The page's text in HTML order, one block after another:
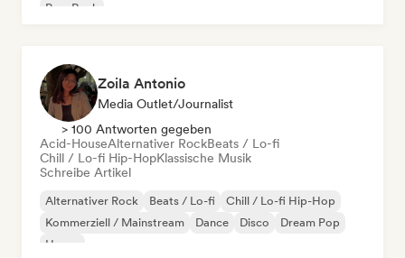
Pop-Rock
Zoila Antonio
Media Outlet/Journalist
> 100 Antworten gegeben
Acid-HouseAlternativer RockBeats / Lo-fi
Chill / Lo-fi Hip-HopKlassische Musik
Schreibe Artikel
Alternativer Rock Beats / Lo-fi
Chill / Lo-fi Hip-Hop
Kommerziell / Mainstream
Dance Disco
Dream Pop
House